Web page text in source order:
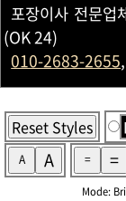
포장이사 전문
(OK 24)
010-2683-2655,
Reset Styles
A A = =
Mode: